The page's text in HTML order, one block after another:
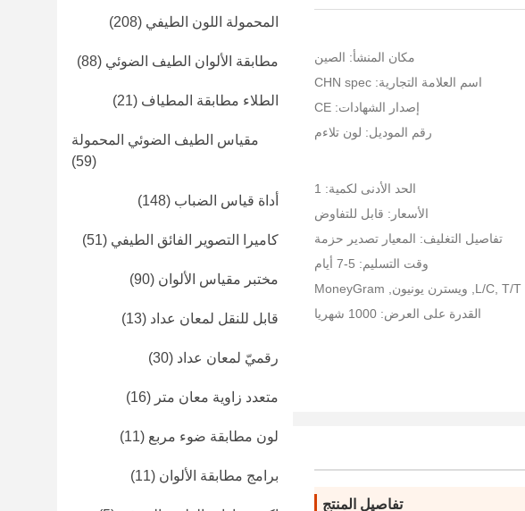
مكان المنشأ: الصين
اسم العلامة التجارية: CHN spec
إصدار الشهادات: CE
رقم الموديل: لون تلاءم
الحد الأدنى لكمية: 1
الأسعار: قابل للتفاوض
تفاصيل التغليف: المعيار تصدير حزمة
وقت التسليم: 5-7 أيام
القدرة على العرض: 1000 شهريا
تفاصيل المنتج
المحمولة اللون الطيفي (208)
مطابقة الألوان الطيف الضوئي (88)
الطلاء مطابقة المطياف (21)
مقياس الطيف الضوئي المحمولة
(59)
أداة قياس الضباب (148)
كاميرا التصوير الفائق الطيفي (51)
مختبر مقياس الألوان (90)
قابل للنقل لمعان عداد (13)
رقميّ لمعان عداد (30)
متعدد زاوية معان متر (16)
لون مطابقة ضوء مربع (11)
برامج مطابقة الألوان (11)